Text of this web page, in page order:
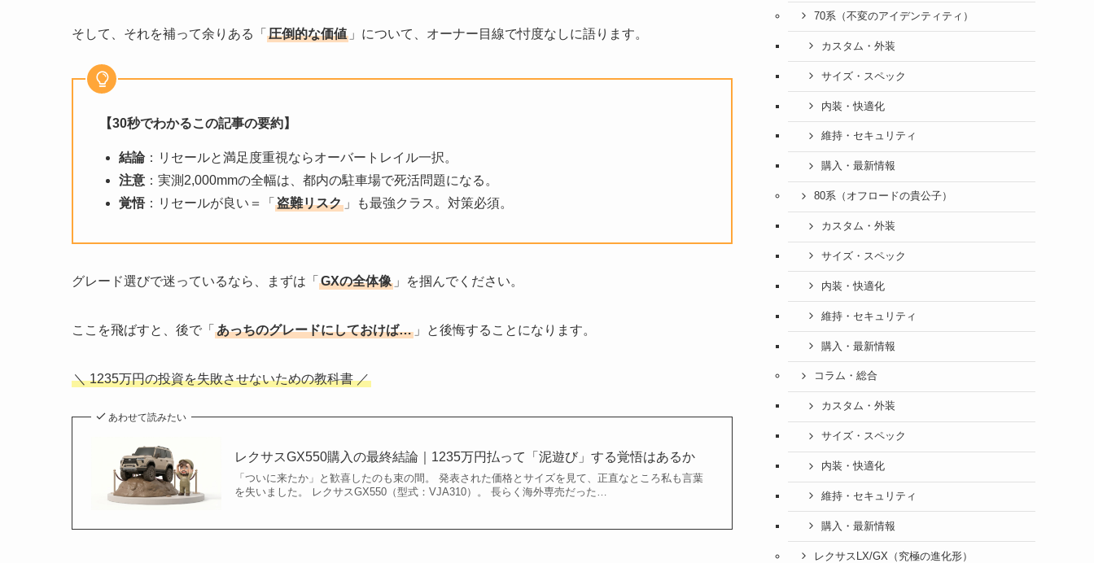
そして、それを補って余りある「 圧倒的な価値 」について、オーナー目線で忖度なしに語ります。
【30秒でわかるこの記事の要約】
結論：リセールと満足度重視ならオーバートレイル一択。
注意 ：実測2,000mmの全幅は、都内の駐車場で死活問題になる。
覚悟：リセールが良い＝「 盗難リスク 」も最強クラス。対策必須。
グレード選びで迷っているなら、まずは「 GXの全体像 」を掴んでください。
ここを飛ばすと、後で「 あっちのグレードにしておけば… 」と後悔することになります。
＼ 1235万円の投資を失敗させないための教科書 ／
あわせて読みたい
レクサスGX550購入の最終結論｜1235万円払って「泥遊び」する覚悟はあるか
「ついに来たか」と歓喜したのも束の間。 発表された価格とサイズを見て、正直なところ私も言葉
を失いました。 レクサスGX550（型式：VJA310）。 長らく海外専売だった…
70系（不変のアイデンティティ）
カスタム・外装
サイズ・スペック
内装・快適化
維持・セキュリティ
購入・最新情報
80系（オフロードの貴公子）
カスタム・外装
サイズ・スペック
内装・快適化
維持・セキュリティ
購入・最新情報
コラム・総合
カスタム・外装
サイズ・スペック
内装・快適化
維持・セキュリティ
購入・最新情報
レクサスLX/GX（究極の進化形）